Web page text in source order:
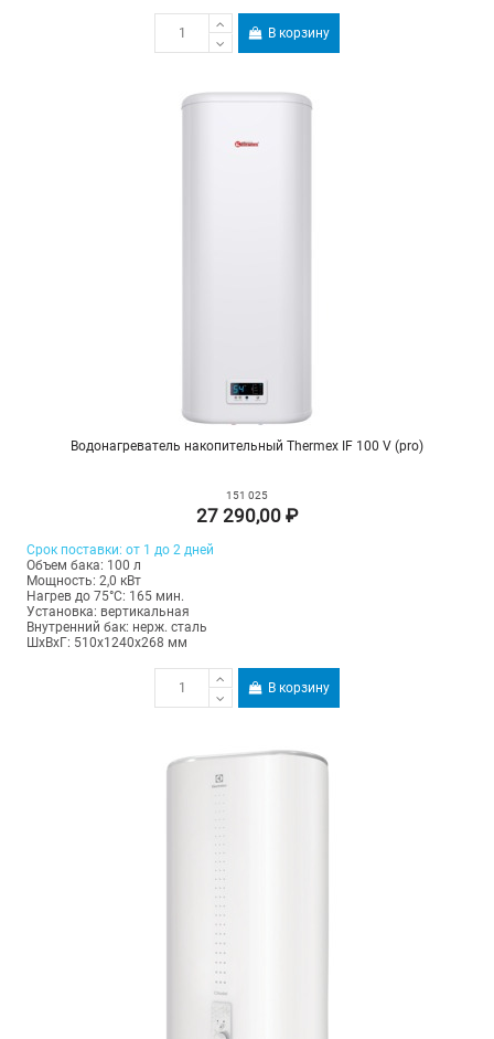
В корзину
Водонагреватель накопительный Thermex IF 100 V (pro)
151 025
27 290,00 ₽
Срок поставки: от 1 до 2 дней
Объем бака: 100 л
Мощность: 2,0 кВт
Нагрев до 75°С: 165 мин.
Установка: вертикальная
Внутренний бак: нерж. сталь
ШхВхГ: 510х1240х268 мм
В корзину